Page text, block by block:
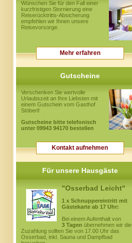
Wünschen Sie für den Fall einer
kurzfristigen Stornierung eine
Reiserücktritts-Absicherung
empfehlen wir Ihnen unsere
Reisevorsorge.
Mehr erfahren
Gutscheine
Verschenken Sie wertvolle
Urlaubszeit an Ihre Liebsten mit
einem Gutschein vom Gasthof
Stöberl!
Gutscheine bitte telefonisch
unter 09943 94170 bestellen
Kontakt aufnehmen
Für unsere Hausgäste
"Osserbad Leicht"
1 x Schnuppereintritt mit
Gästekarte ab 17 Uhr:
Bei einem Aufenthalt von
3 Tagen übernehmen wir die
Zuzahlung sollten Sie von 17.00 Uhr das
Osserbad, inkl. Sauna und Dampfbad